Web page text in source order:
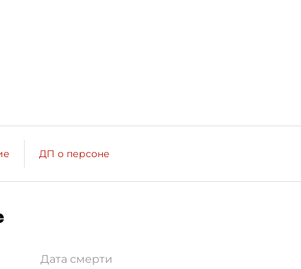
ДП о персоне
Дата смерти